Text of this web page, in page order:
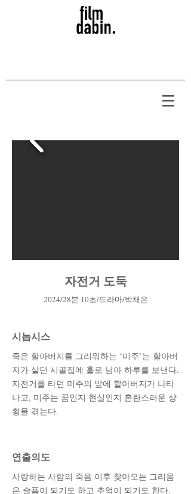
자전거 도둑
2024/28분 10초/드라마/박채은
시놉시스
죽은 할아버지를 그리워하는 ‘미주’는 할아버
지가 살던 시골집에 홀로 남아 하루를 보낸다.
자전거를 타던 미주의 앞에 할아버지가 나타
나고, 미주는 꿈인지 현실인지 혼란스러운 상
황을 겪는다.
​연출의도
사랑하는 사람의 죽음 이후 찾아오는 그리움
은 슬픔이 되기도 하고 추억이 되기도 한다.